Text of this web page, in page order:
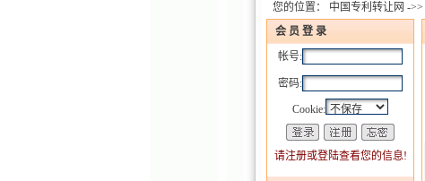
您的位置： 中国专利转让网 ->>
会 员 登 录
帐号:
密码:
Cookie:
请注册或登陆查看您的信息!